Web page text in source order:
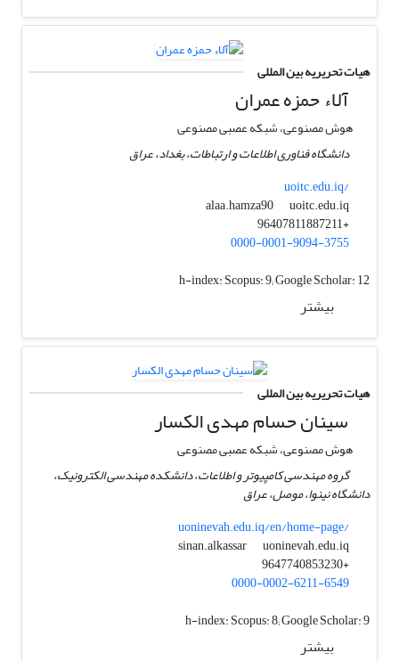
هیات تحریریه بین المللی
آلاء حمزه عمران
هوش مصنوعی، شبکه عصبی مصنوعی
دانشگاه فناوری اطلاعات و ارتباطات، بغداد، عراق
uoitc.edu.iq/
alaa.hamza90
uoitc.edu.iq
+96407811887211
0000-0001-9094-3755
h-index:Scopus: 9; Google Scholar: 12
بیشتر
هیات تحریریه بین المللی
سینان حسام مهدی الکسار
هوش مصنوعی، شبکه عصبی مصنوعی
گروه مهندسی کامپیوتر و اطلاعات، دانشکده مهندسی الکترونیک،
دانشگاه نینوا، موصل، عراق
uoninevah.edu.iq/en/home-page/
sinan.alkassar
uoninevah.edu.iq
+9647740853230
0000-0002-6211-6549
h-index:Scopus: 8; Google Scholar: 9
بیشتر